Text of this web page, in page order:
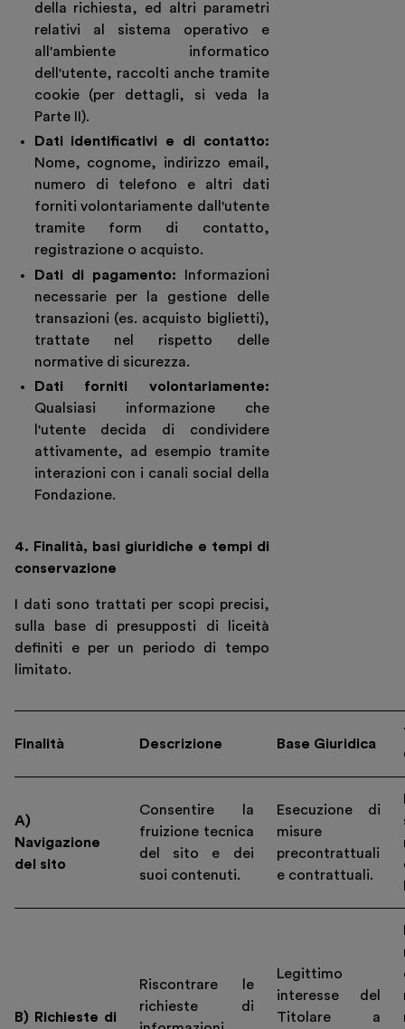
della richiesta, ed altri parametri
relativi al sistema operativo e
all'ambiente informatico
dell'utente, raccolti anche tramite
cookie (per dettagli, si veda la
Parte II).
Dati identificativi e di contatto:
Nome, cognome, indirizzo email,
numero di telefono e altri dati
forniti volontariamente dall'utente
tramite form di contatto,
registrazione o acquisto.
Dati di pagamento: Informazioni
necessarie per la gestione delle
transazioni (es. acquisto biglietti),
trattate nel rispetto delle
normative di sicurezza.
Dati forniti volontariamente:
Qualsiasi informazione che
l'utente decida di condividere
attivamente, ad esempio tramite
interazioni con i canali social della
Fondazione.
4. Finalità, basi giuridiche e tempi di
conservazione
I dati sono trattati per scopi precisi,
sulla base di presupposti di liceità
definiti e per un periodo di tempo
limitato.
Finalità Descrizione Base Giuridica
A)
Navigazione
del sito
Consentire la
fruizione tecnica
del sito e dei
suoi contenuti.
Esecuzione di
misure
precontrattuali
e contrattuali.
B) Richieste di
Riscontrare le
richieste di
Legittimo
interesse del
Titolare a